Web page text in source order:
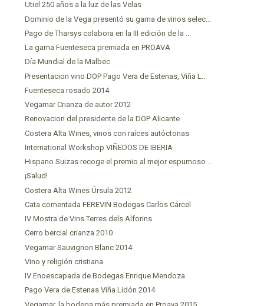
Utiel 250 años a la luz de las Velas
Dominio de la Vega presentó su gama de vinos selec...
Pago de Tharsys colabora en la III edición de la ...
La gama Fuenteseca premiada en PROAVA
Día Mundial de la Malbec
Presentacion vino DOP Pago Vera de Estenas, Viña L...
Fuenteseca rosado 2014
Vegamar Crianza de autor 2012
Renovacion del presidente de la DOP Alicante
Costera Alta Wines, vinos con raíces autóctonas
International Workshop VIÑEDOS DE IBERIA
Hispano Suizas recoge el premio al mejor espumoso ...
¡Salud!
Costera Alta Wines Úrsula 2012
Cata comentada FEREVIN Bodegas Carlos Cárcel
IV Mostra de Vins Terres dels Alforins
Cerro bercial crianza 2010
Vegamar Sauvignon Blanc 2014
Vino y religión cristiana
IV Enoescapada de Bodegas Enrique Mendoza
Pago Vera de Estenas Viña Lidón 2014